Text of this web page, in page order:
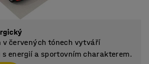
v červených tónech vytváří
energií a sportovním charakterem.